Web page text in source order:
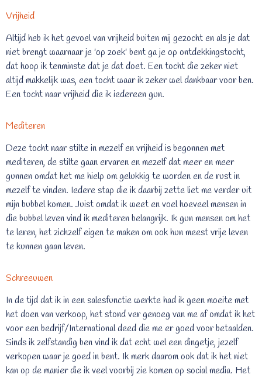
Vrijheid
Altijd heb ik het gevoel van vrijheid buiten mij gezocht en als je dat
niet brengt waarnaar je 'op zoek' bent ga je op ontdekkingstocht,
dat hoop ik tenminste dat je dat doet. Een tocht die zeker niet
altijd makkelijk was, een tocht waar ik zeker wel dankbaar voor ben.
Een tocht naar vrijheid die ik iedereen gun.
Mediteren
Deze tocht naar stilte in mezelf en vrijheid is begonnen met
mediteren, de stilte gaan ervaren en mezelf dat meer en meer
gunnen omdat het me hielp om gelukkig te worden en de rust in
mezelf te vinden. Iedere stap die ik daarbij zette liet me verder uit
mijn bubbel komen. Juist omdat ik weet en voel hoeveel mensen in
die bubbel leven vind ik mediteren belangrijk. Ik gun mensen om het
te leren, het zichzelf eigen te maken om ook hun meest vrije leven
te kunnen gaan leven.
Schreeuwen
In de tijd dat ik in een salesfunctie werkte had ik geen moeite met
het doen van verkoop, het stond ver genoeg van me af omdat ik het
voor een bedrijf/International deed die me er goed voor betaalden.
Sinds ik zelfstandig ben vind ik dat echt wel een dingetje, jezelf
verkopen waar je goed in bent. Ik merk daarom ook dat ik het niet
kan op de manier die ik veel voorbij zie komen op social media. Het